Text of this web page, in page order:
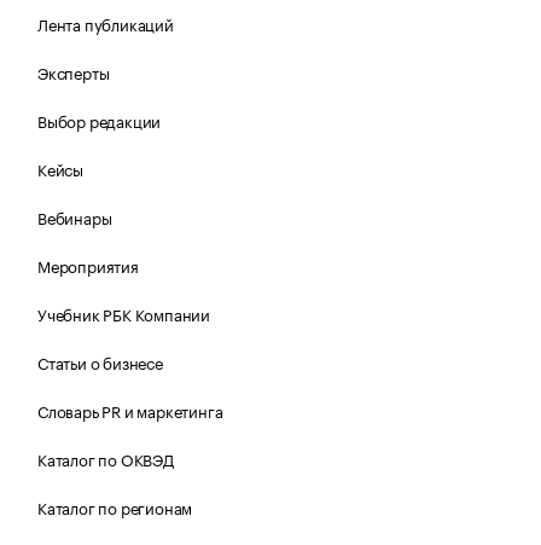
Лента публикаций
Эксперты
Выбор редакции
Кейсы
Вебинары
Мероприятия
Учебник РБК Компании
Статьи о бизнесе
Словарь PR и маркетинга
Каталог по ОКВЭД
Каталог по регионам